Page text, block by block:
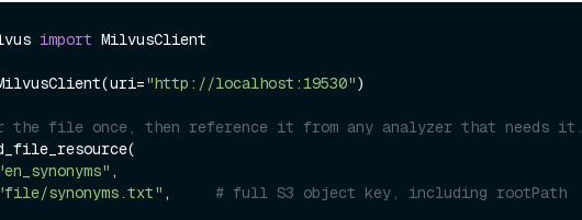
import MilvusClient
"http://localhost:19530")
the file once, then reference it from any analyzer that needs it.
,
synonyms.txt" , # full S3 object key, including rootPath